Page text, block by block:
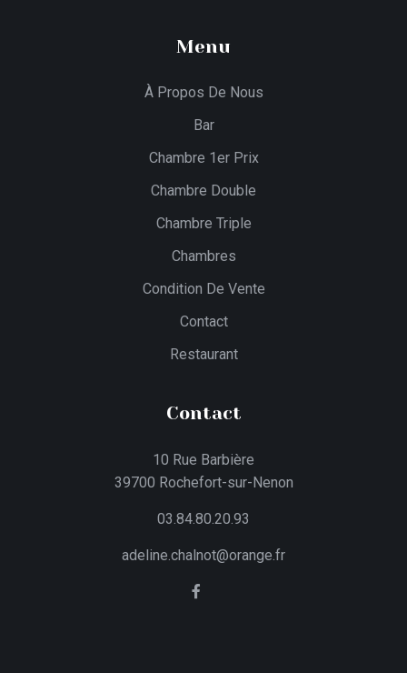
Menu
À Propos De Nous
Bar
Chambre 1er Prix
Chambre Double
Chambre Triple
Chambres
Condition De Vente
Contact
Restaurant
Contact
10 Rue Barbière
39700 Rochefort-sur-Nenon
03.84.80.20.93
adeline.chalnot@orange.fr